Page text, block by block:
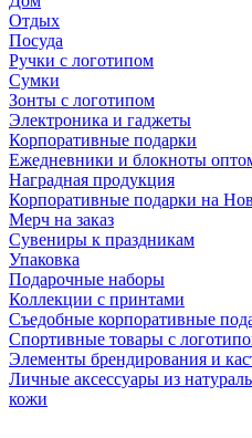
Отдых
Посуда
Ручки с логотипом
Сумки
Зонты с логотипом
Электроника и гаджеты
Корпоративные подарки
Ежедневники и блокноты
Наградная продукция
Корпоративные подарки на
Мерч на заказ
Сувениры к праздникам
Упаковка
Подарочные наборы
Коллекции с принтами
Съедобные корпоративные
Спортивные товары с
Элементы брендирования и
Личные аксессуары из
кожи